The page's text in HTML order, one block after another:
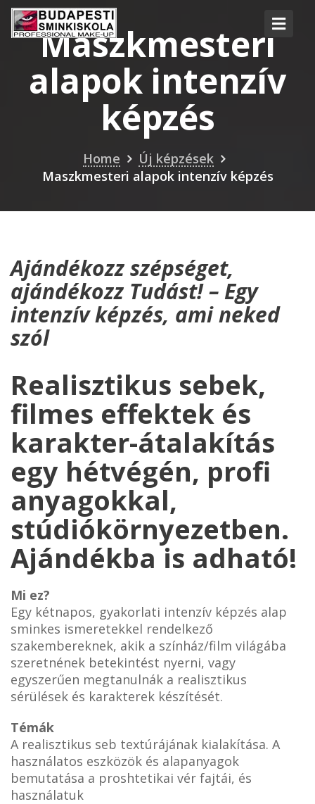
Maszkmesteri
alapok intenzív
képzés
Home
Új képzések
Maszkmesteri alapok intenzív képzés
Ajándékozz szépséget,
ajándékozz Tudást! – Egy
intenzív képzés, ami neked
szól
Realisztikus sebek,
filmes effektek és
karakter-átalakítás
egy hétvégén, profi
anyagokkal,
stúdiókörnyezetben.
Ajándékba is adható!
Mi ez?
Egy kétnapos, gyakorlati intenzív képzés alap
sminkes ismeretekkel rendelkező
szakembereknek, akik a színház/film világába
szeretnének betekintést nyerni, vagy
egyszerűen megtanulnák a realisztikus
sérülések és karakterek készítését.
Témák
A realisztikus seb textúrájának kialakítása. A
használatos eszközök és alapanyagok
bemutatása a proshtetikai vér fajtái, és
használatuk